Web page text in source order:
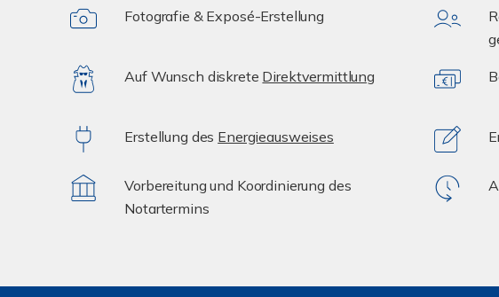
Fotografie & Exposé-Erstellung
Auf Wunsch diskrete Direktvermittlung
Erstellung des Energieausweises
Vorbereitung und Koordinierung des
Notartermins